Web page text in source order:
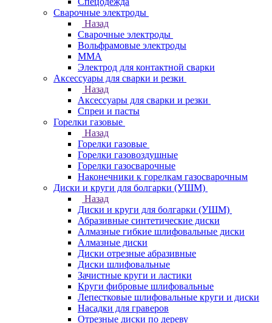
Сварочные электроды
Назад
Сварочные электроды
Вольфрамовые электроды
ММА
Электрод для контактной сварки
Аксессуары для сварки и резки
Назад
Аксессуары для сварки и резки
Спреи и пасты
Горелки газовые
Назад
Горелки газовые
Горелки газовоздушные
Горелки газосварочные
Наконечники к горелкам газосварочным
Диски и круги для болгарки (УШМ)
Назад
Диски и круги для болгарки (УШМ)
Абразивные синтетические диски
Алмазные гибкие шлифовальные диски
Алмазные диски
Диски отрезные абразивные
Диски шлифовальные
Зачистные круги и ластики
Круги фибровые шлифовальные
Лепестковые шлифовальные круги и диски
Насадки для граверов
Отрезные диски по дереву